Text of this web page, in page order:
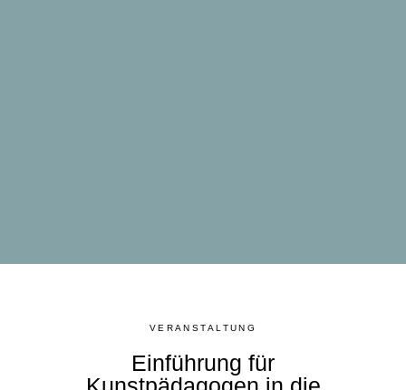
VERANSTALTUNG
Einführung für